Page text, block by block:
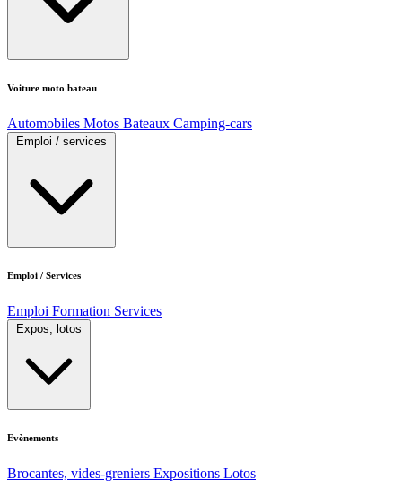
Voiture moto bateau
Automobiles Motos Bateaux Camping-cars
Emploi / services
Emploi / Services
Emploi Formation Services
Expos, lotos
Evènements
Brocantes, vides-greniers Expositions Lotos